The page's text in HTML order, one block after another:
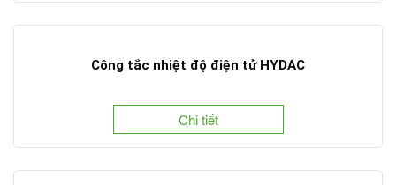
Công tắc nhiệt độ điện tử HYDAC
Chi tiết